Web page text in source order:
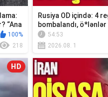
“Ana
100%
218
Rusiya OD içində: 4
bombalandı, ö*lənlər
54:53
2026.08. 1
HD